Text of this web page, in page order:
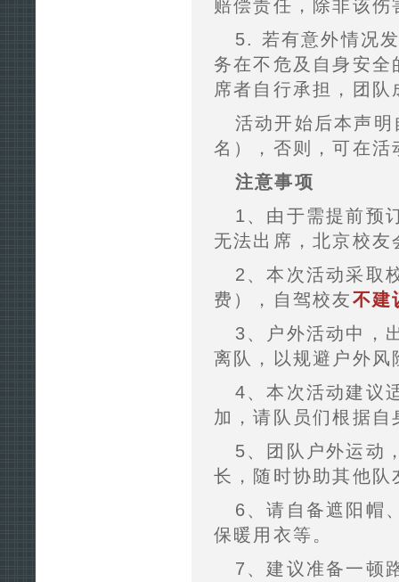
赔偿责任，除非该
5. 若有意外情况
务在不危及自身安
席者自行承担，团
活动开始后本声
名），否则，可在活
注意事项
1、由于需提前预
无法出席，北京校友
2、本次活动采取
费），自驾校友不建
3、户外活动中，
离队，以规避户外风
4、本次活动建议
加，请队员们根据
5、团队户外运动
长，随时协助其他队
6、请自备遮阳帽
保暖用衣等。
7、建议准备一顿